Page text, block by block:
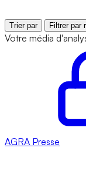
Trier par Filtrer par
Votre média
AGRA Presse